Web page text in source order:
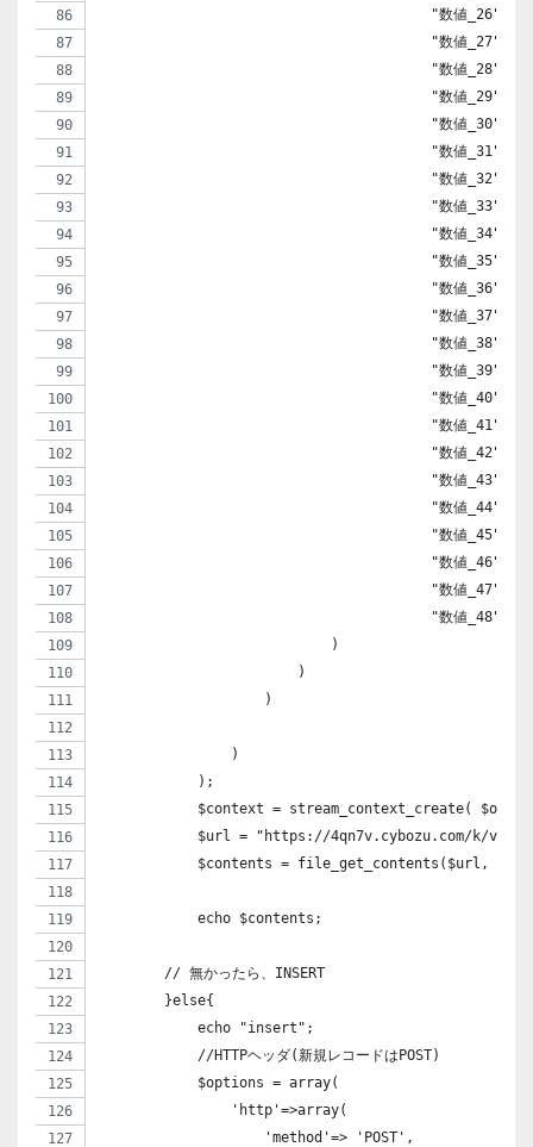
"数値_26"
"数値_27"
"数値_28"
"数値_29"
"数値_30"
"数値_31"
"数値_32"
"数値_33"
"数値_34"
"数値_35"
"数値_36"
"数値_37"
"数値_38"
"数値_39"
"数値_40"
"数値_41"
"数値_42"
"数値_43"
"数値_44"
"数値_45"
"数値_46"
"数値_47"
"数値_48"
                            )
                        )
                    )
                )
            );
$context = stream_context_create(
$url = "https://4qn7v.cybozu.com/k/v1/
$contents = file_get_contents($url,
            echo $contents;
        // 無かったら、INSERT
        }else{
            echo "insert";
            //HTTPヘッダ(新規レコードはPOST)
            $options = array(
                'http'=>array(
                    'method'=> 'POST',